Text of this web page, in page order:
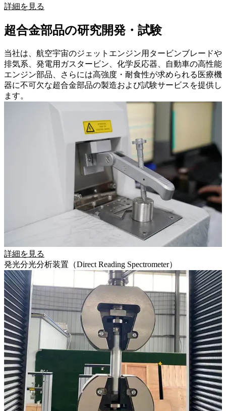
詳細を見る
超合金部品の研究開発・試験
当社は、航空宇宙のジェットエンジン用タービンブレードや
排気系、発電用ガスタービン、化学反応器、自動車の高性能
エンジン部品、さらには高強度・耐食性が求められる医療機
器に不可欠な超合金部品の製造および試験サービスを提供し
ます。
詳細を見る
発光分光分析装置（Direct Reading Spectrometer）